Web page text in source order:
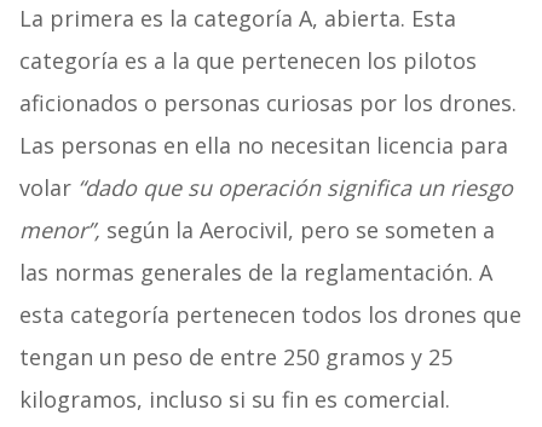
La primera es la categoría A, abierta. Esta
categoría es a la que pertenecen los pilotos
aficionados o personas curiosas por los drones.
Las personas en ella no necesitan licencia para
volar “dado que su operación significa un riesgo
menor”, según la Aerocivil, pero se someten a
las normas generales de la reglamentación. A
esta categoría pertenecen todos los drones que
tengan un peso de entre 250 gramos y 25
kilogramos, incluso si su fin es comercial.